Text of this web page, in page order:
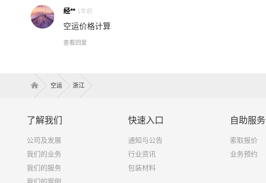
经** 1年前
空运价格计算
查看回复
空运 浙江
了解我们
公司及发展
我们的业务
我们的服务
我们的案例
快速入口
通知与公告
行业资讯
包装材料
自助服务
索取报价
业务预约